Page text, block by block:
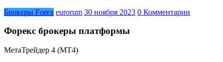
Брокеры Forex eurorum 30 ноября 2023 0 Комментарии
Форекс брокеры платформы
МетаТрейдер 4 (МТ4)